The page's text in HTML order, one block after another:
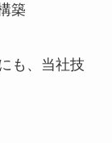
築
も、当社技